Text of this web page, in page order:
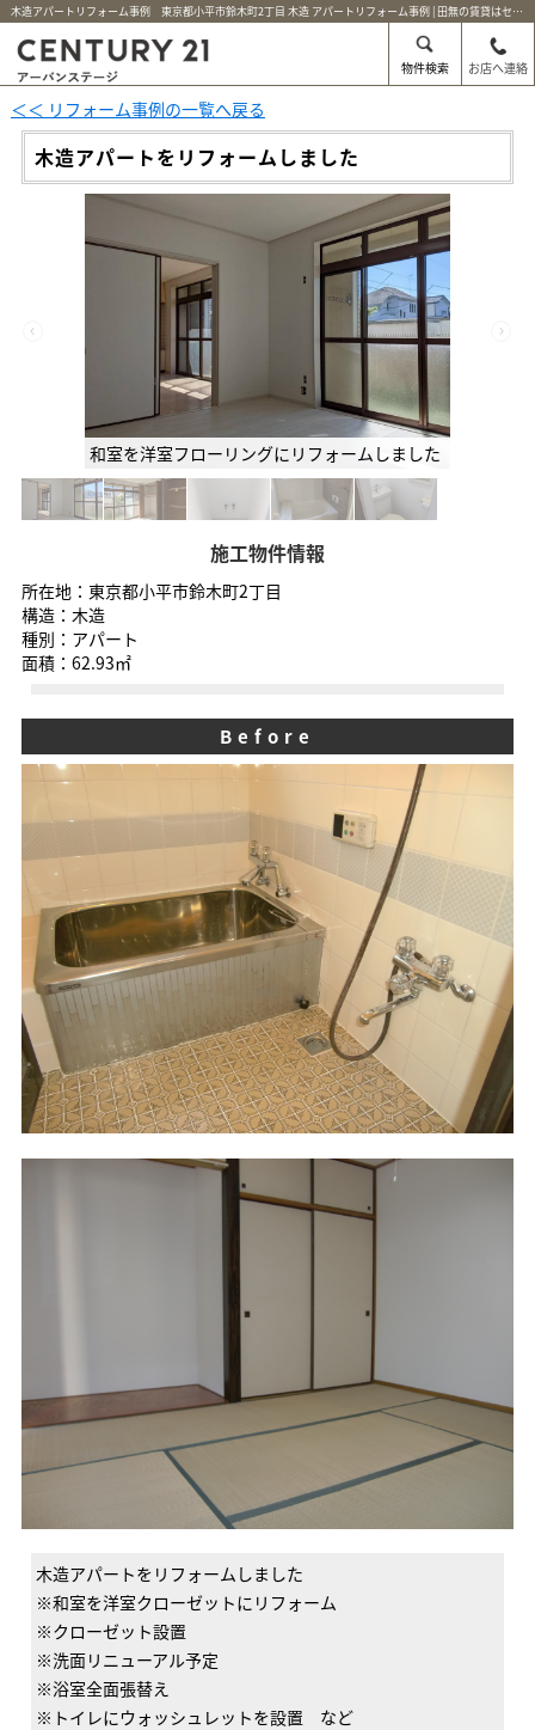
木造アパートリフォーム事例 東京都小平市鈴木町2丁目 木造 アパートリフォーム事例 | 田無の賃貸はセンチュリー21アーバンステージ
物件検索 お店へ連絡
＜＜ リフォーム事例の一覧へ戻る
木造アパートをリフォームしました
和室を洋室フローリングにリフォームしました
施工物件情報
所在地：東京都小平市鈴木町2丁目
構造：木造
種別：アパート
面積：62.93㎡
Before
木造アパートをリフォームしました
※和室を洋室クローゼットにリフォーム
※クローゼット設置
※洗面リニューアル予定
※浴室全面張替え
※トイレにウォッシュレットを設置 など